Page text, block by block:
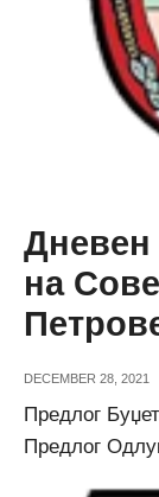
Дневен
на
DECEMBER 28, 2021
Предлог
Предлог